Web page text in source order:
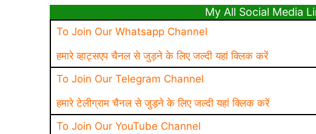
My All Social Media
To Join Our Whatsapp Channel
हमारे व्हाट्सएप चैनल से जुड़ने के लिए जल्दी यहां क्लिक करें
To Join Our Telegram Channel
हमारे टेलीग्राम चैनल से जुड़ने के लिए जल्दी यहां क्लिक करें
To Join Our YouTube Channel